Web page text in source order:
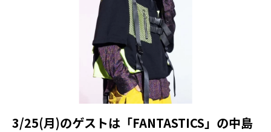
3/25(月)のゲストは「FANTASTICS」の中島